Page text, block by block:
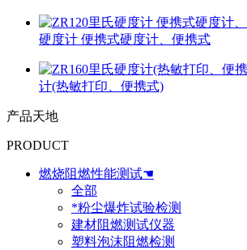
硬度计 便携式硬度计、便携式
计(热敏打印、便携式)
产品天地
PRODUCT
燃烧阻燃性能测试☚
全部
*粉尘爆炸试验检测
建材阻燃测试仪器
塑料泡沫阻燃检测